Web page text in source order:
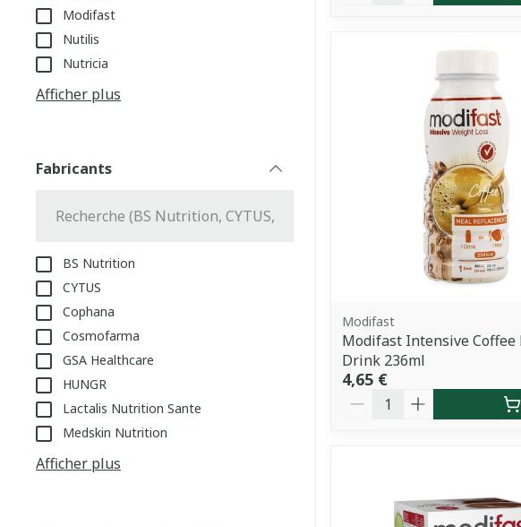
Modifast
Nutilis
Nutricia
Afficher plus
Fabricants
BS Nutrition
CYTUS
Cophana
Cosmofarma
GSA Healthcare
HUNGR
Lactalis Nutrition Sante
Medskin Nutrition
Afficher plus
Modifast
Modifast Intensive Coffee
Drink 236ml
4,65 €
Quantité